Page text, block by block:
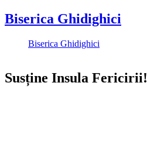
Biserica Ghidighici
Biserica Ghidighici
Susține Insula Fericirii!